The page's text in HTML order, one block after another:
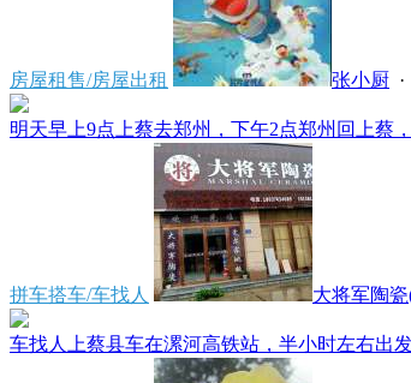
房屋租售/房屋出租 张小厨 ·
明天早上9点上蔡去郑州，下午2点郑州回上蔡
拼车搭车/车找人 大将军陶
车找人上蔡县车在漯河高铁站，半小时左右出